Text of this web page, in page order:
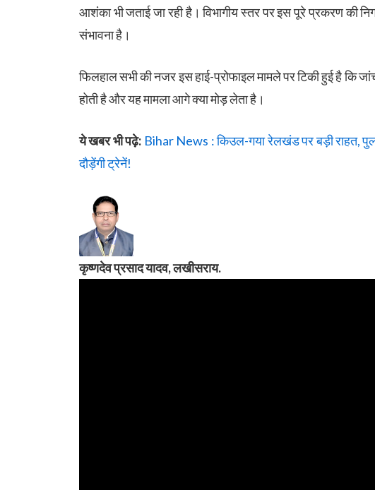
आशंका भी जताई जा रही है। विभागीय स्तर पर इस पूरे प्रकरण की
संभावना है।
फिलहाल सभी की नजर इस हाई-प्रोफाइल मामले पर टिकी हुई है कि
होती है और यह मामला आगे क्या मोड़ लेता है।
ये खबर भी पढ़े: Bihar News : किउल-गया रेलखंड पर बड़ी राहत,
दौड़ेंगी ट्रेनें!
कृष्णदेव प्रसाद यादव, लखीसराय.